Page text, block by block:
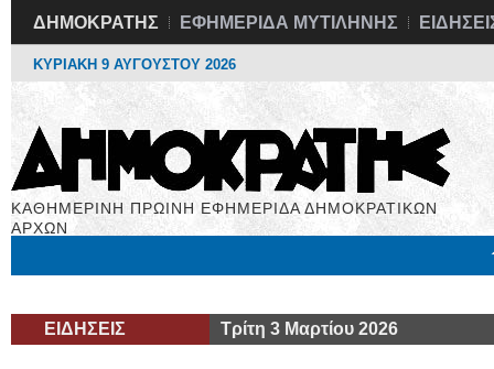
ΔΗΜΟΚΡΑΤΗΣ ΕΦΗΜΕΡΙΔΑ ΜΥΤΙΛΗΝΗΣ
ΚΥΡΙΑΚΗ 9 ΑΥΓΟΥΣΤΟΥ 2026
ΚΑΘΗΜΕΡΙΝΗ ΠΡΩΙΝΗ ΕΦΗΜΕΡΙΔΑ ΔΗΜΟΚΡΑΤΙΚΩΝ
ΑΡΧΩΝ
ΕΙΔΗΣΕΙΣ Τρίτη 3 Μαρτίου 2026